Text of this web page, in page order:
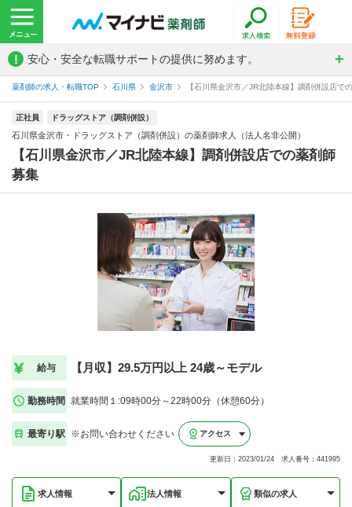
! 安心・安全な転職サポートの提供に努めます。
薬剤師の求人・転職TOP 石川県 金沢市 【石川県金沢市／JR北陸本線】調剤併設店
正社員 ドラッグストア（調剤併設）
石川県金沢市・ドラッグストア（調剤併設）の薬剤師求人（法人名非公開）
【石川県金沢市／JR北陸本線】調剤併設店での薬剤師
募集
給与 【月収】29.5万円以上 24歳～モデル
勤務時間 就業時間１:09時00分～22時00分（休憩60分）
最寄り駅 ※お問い合わせください アクセス
更新日：2023/01/24 求人番号：441995
求人情報 法人情報 類似の求人